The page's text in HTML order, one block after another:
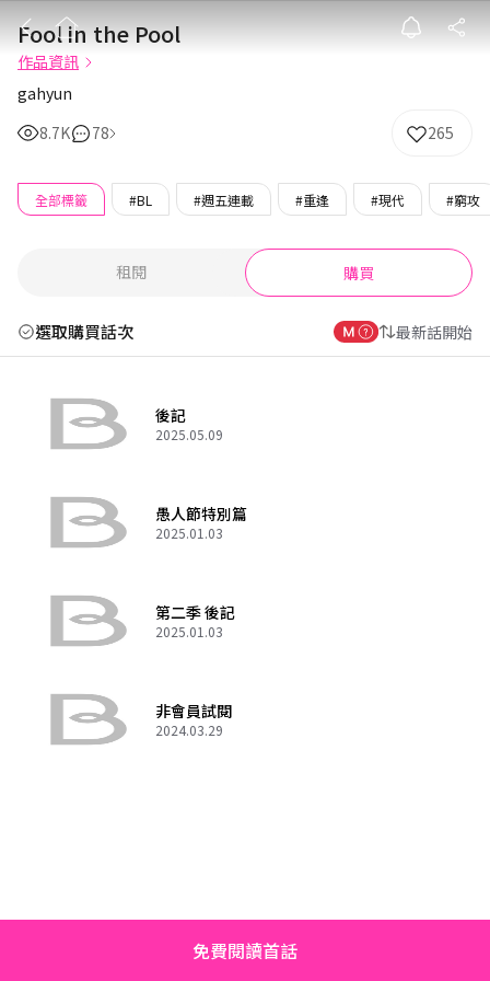
Fool in the
Fool in the Pool
作品資訊
gahyun
8.7K
78 265
全部標籤 #BL #週五連載 #重逢 #現代 #窮攻
租閱 購買
選取購買話次 最新話開始
後記
2025.05.09
愚人節特別篇
2025.01.03
第二季 後記
2025.01.03
非會員試閱
2024.03.29
免費閱讀首話